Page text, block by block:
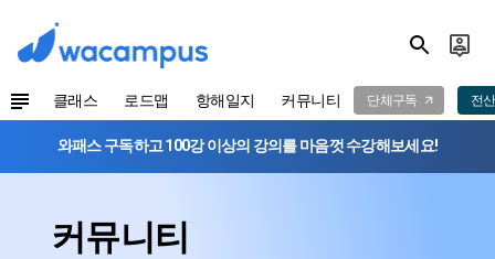
클래스 로드맵 항해일지 커뮤니티 단체구독 전
와패스 구독하고 100강 이상의 강의를 마음껏 수강해보세요!
커뮤니티